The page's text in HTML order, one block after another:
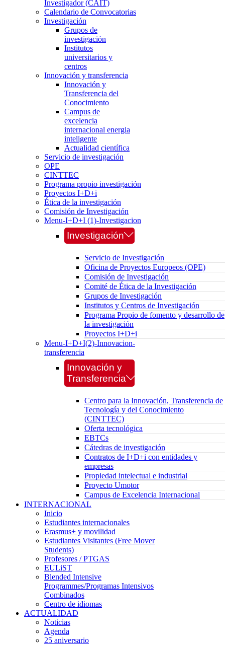
Investigador (CAIT)
Calendario de Convocatorias
Investigación
Grupos de
investigación
Institutos
universitarios y
centros
Innovación y transferencia
Innovación y
Transferencia del
Conocimiento
Campus de
excelencia
internacional energia
inteligente
Actualidad científica
Servicio de investigación
OPE
CINTTEC
Programa propio investigación
Proyectos I+D+i
Ética de la investigación
Comisión de Investigación
Menu-I+D+I (1)-Investigacion
Investigación
Servicio de Investigación
Oficina de Proyectos Europeos (OPE)
Comisión de Investigación
Comité de Ética de la Investigación
Grupos de Investigación
Institutos y Centros de Investigación
Programa Propio de fomento y desarrollo de
la investigación
Proyectos I+D+i
Menu-I+D+I(2)-Innovacion-
transferencia
Innovación y
Transferencia
Centro para la Innovación, Transferencia de
Tecnología y del Conocimiento
(CINTTEC)
Oferta tecnológica
EBTCs
Cátedras de investigación
Contratos de I+D+i con entidades y
empresas
Propiedad intelectual e industrial
Proyecto Umotor
Campus de Excelencia Internacional
INTERNACIONAL
Inicio
Estudiantes internacionales
Erasmus+ y movilidad
Estudiantes Visitantes (Free Mover
Students)
Profesores / PTGAS
EULiST
Blended Intensive
Programmes/Programas Intensivos
Combinados
Centro de idiomas
ACTUALIDAD
Noticias
Agenda
25 aniversario